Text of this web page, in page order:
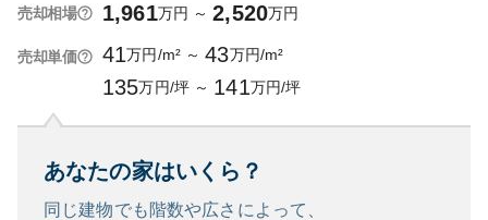
売却相場 1,961万円 ～ 2,520万円
売却単価 41万円/m² ～ 43万円/m²
135万円/坪 ～ 141万円/坪
あなたの家はいくら？
同じ建物でも階数や広さによって、